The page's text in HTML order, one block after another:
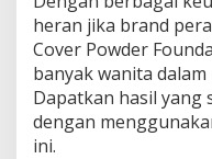
heran jika brand
Cover Powder
banyak wanita
Dapatkan hasil
dengan
ini.